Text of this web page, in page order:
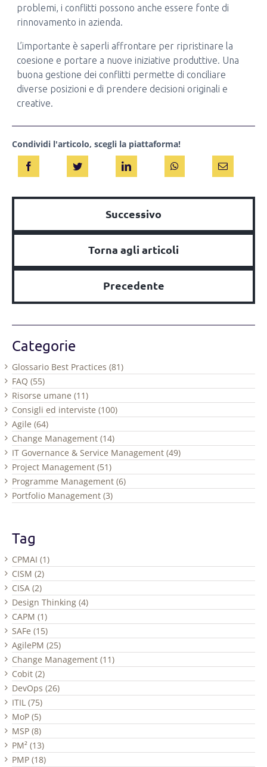
problemi, i conflitti possono anche essere fonte di
rinnovamento in azienda.
L’importante è saperli affrontare per ripristinare la
coesione e portare a nuove iniziative produttive. Una
buona gestione dei conflitti permette di conciliare
diverse posizioni e di prendere decisioni originali e
creative.
Condividi l'articolo, scegli la piattaforma!
Successivo
Torna agli articoli
Precedente
Categorie
Glossario Best Practices (81)
FAQ (55)
Risorse umane (11)
Consigli ed interviste (100)
Agile (64)
Change Management (14)
IT Governance & Service Management (49)
Project Management (51)
Programme Management (6)
Portfolio Management (3)
Tag
CPMAI (1)
CISM (2)
CISA (2)
Design Thinking (4)
CAPM (1)
SAFe (15)
AgilePM (25)
Change Management (11)
Cobit (2)
DevOps (26)
ITIL (75)
MoP (5)
MSP (8)
PM² (13)
PMP (18)